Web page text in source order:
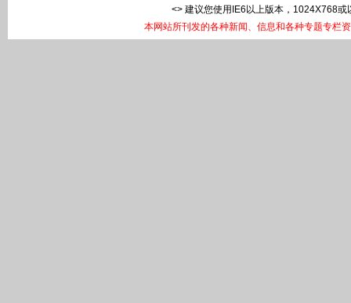
<> 建议您使用IE6以上版本，1024X768
本网站所刊发的各种新闻、信息和各种专题专栏